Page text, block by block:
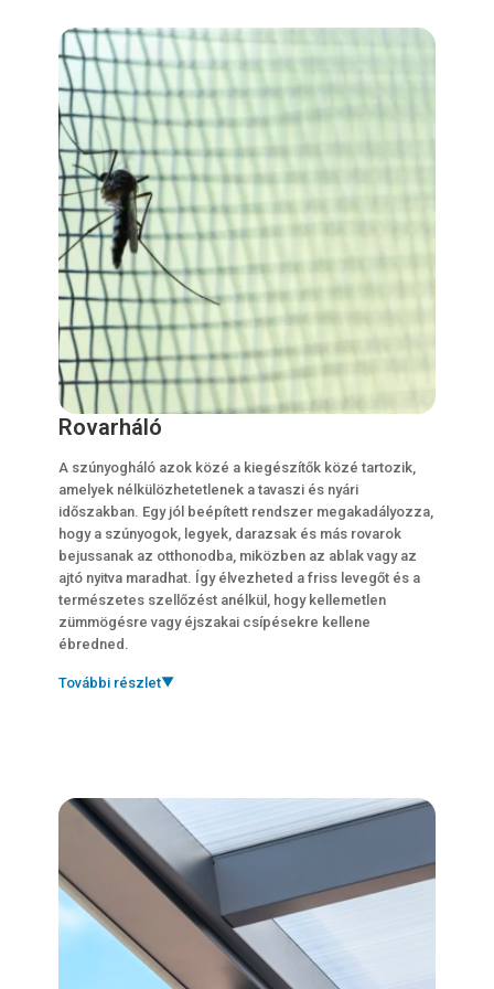
Rovarháló
A szúnyogháló azok közé a kiegészítők közé tartozik,
amelyek nélkülözhetetlenek a tavaszi és nyári
időszakban. Egy jól beépített rendszer megakadályozza,
hogy a szúnyogok, legyek, darazsak és más rovarok
bejussanak az otthonodba, miközben az ablak vagy az
ajtó nyitva maradhat. Így élvezheted a friss levegőt és a
természetes szellőzést anélkül, hogy kellemetlen
zümmögésre vagy éjszakai csípésekre kellene
ébredned.
További részlet▼